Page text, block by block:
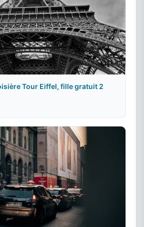
Tour Eiffel, fille gratuit 2